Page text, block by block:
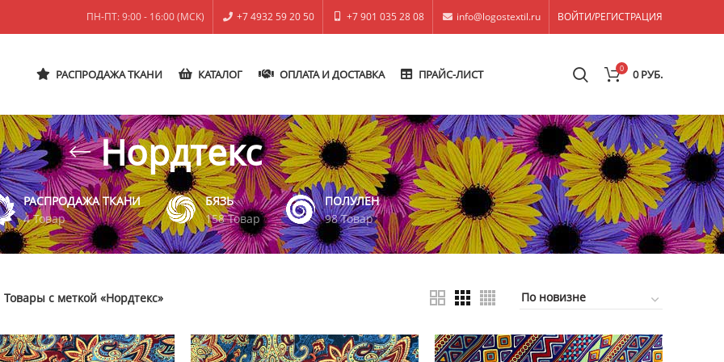
ПН-ПТ: 9:00 - 16:00 (МСК) +7 4932 59 20 50 +7 901 035 28 08 info@logostextil.ru ВОЙТИ/РЕГИСТРАЦИЯ
РАСПРОДАЖА ТКАНИ КАТАЛОГ ОПЛАТА И ДОСТАВКА ПРАЙС-ЛИСТ 0 0РУБ.
Нордтекс
РАСПРОДАЖА ТКАНИ
4 Товар
БЯЗЬ
158 Товар
ПОЛУЛЕН
98 Товар
Товары с меткой «Нордтекс»